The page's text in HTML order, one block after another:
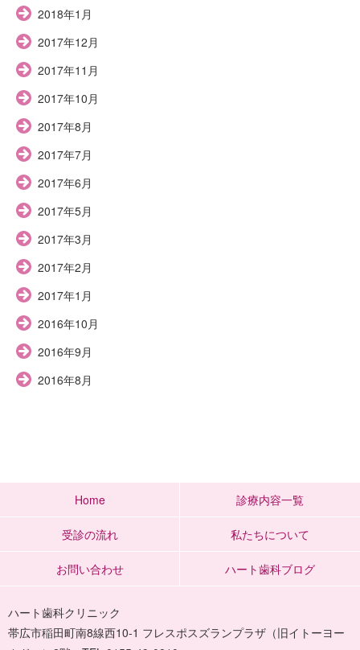
2018年1月
2017年12月
2017年11月
2017年10月
2017年8月
2017年7月
2017年6月
2017年5月
2017年3月
2017年2月
2017年1月
2016年10月
2016年9月
2016年8月
Home 診療内容一覧
受診の流れ 私たちについて
お問い合わせ ハート歯科ブログ
ハート歯科クリニック
帯広市稲田町南8線西10-1 フレスポスズランプラザ（旧イトーヨー